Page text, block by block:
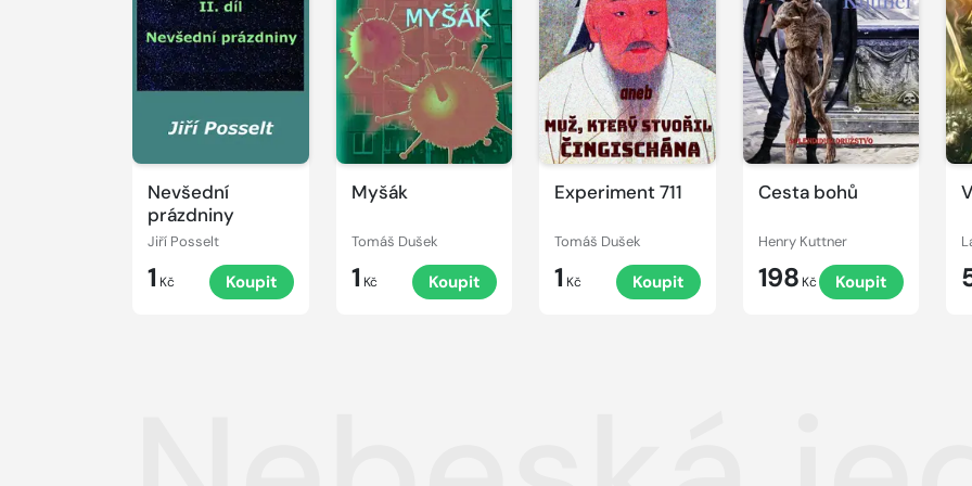
Nevšední
prázdniny
Jiří Posselt
1 Kč Koupit
Myšák
Tomáš Dušek
1 Kč Koupit
Experiment 711
Tomáš Dušek
1 Kč Koupit
Cesta bohů
Henry Kuttner
198 Kč Koupit